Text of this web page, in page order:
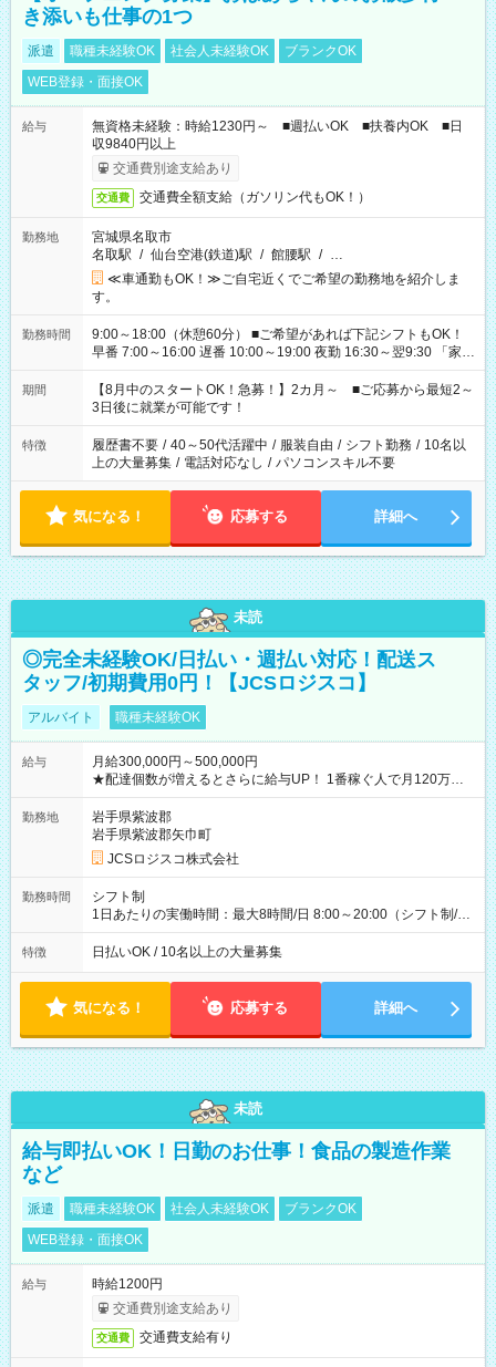
き添いも仕事の1つ
派遣 職種未経験OK 社会人未経験OK
ブランクOK
WEB登録・面接OK
給与
無資格未経験：時給1230円～ ■週払いOK ■扶養内OK ■日
収9840円以上
交通費別途支給あり
交通費 交通費全額支給（ガソリン代もOK！）
勤務地
宮城県名取市
名取駅 / 仙台空港(鉄道)駅 / 館腰駅 / …
≪車通勤もOK！≫ご自宅近くでご希望の勤務地を紹介しま
す。
勤務時間
9:00～18:00（休憩60分） ■ご希望があれば下記シフトもOK！
早番 7:00～16:00 遅番 10:00～19:00 夜勤 16:30～翌9:30 「家族
と休みを合わせたい」 「余裕を持って夕飯の準備がしたい」
「できれば残業はしたくない」 など、ご希望を教えてください
ね。 ※Wワーク希望の方へ 今ご覧のお仕事で希望する勤務時間
と、もう1つのお仕事の勤務時間。 合計で週40時間を超える場
合は応募できません。
期間
【8月中のスタートOK！急募！】2カ月～ ■ご応募から最短2～
3日後に就業が可能です！
特徴 履歴書不要 / 40～50代活躍中 / 服装自由 / シフト勤務 / 10名以
上の大量募集 / 電話対応なし / パソコンスキル不要
気になる！ 応募する 詳細へ
未読
◎完全未経験OK/日払い・週払い対応！配送ス
タッフ/初期費用0円！【JCSロジスコ】
アルバイト 職種未経験OK
給与
月給300,000円～500,000円
★配達個数が増えるとさらに給与UP！ 1番稼ぐ人で月120万ほ
ど！ ・主要都市エリア 月収55万円／週5日稼働 月収65万~112
万円／週6日稼働 ・地方郊外エリア 月収40万円／週5日稼働 月
収40万円~50万円／週6日稼働 ＜モデルイメージ＞ ■月収50万
円 (27歳男性/江東区在住)※元建築関係 1日150個配達×25日勤務
(日休み) ■月収80万円(43歳男性/墨田区在住)※元営業 1日200個
勤務地
岩手県紫波郡
岩手県紫波郡矢巾町
JCSロジスコ株式会社
勤務時間
シフト制
1日あたりの実働時間：最大8時間/日 8:00～20:00（シフト制/実
働8時間） ※週5日勤務（場所次第では週4も有り） ※配達状況
によって時間外での勤務可能性有り ※案件により多少の前後あ
特徴 日払いOK / 10名以上の大量募集
気になる！ 応募する 詳細へ
未読
給与即払いOK！日勤のお仕事！食品の製造作業
など
派遣 職種未経験OK 社会人未経験OK
ブランクOK
WEB登録・面接OK
給与
時給1200円
交通費別途支給あり
交通費 交通費支給有り